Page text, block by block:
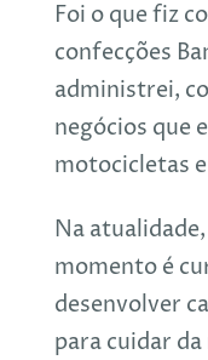
Foi o que fiz
confecções
administrei,
negócios que
motocicletas
Na
momento é
desenvolver
para cuidar